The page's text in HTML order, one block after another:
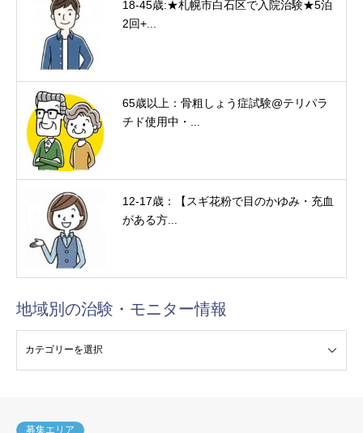
18-45歳:★札幌市白石区で入院治験★5泊
2回+...
65歳以上：骨粗しょう症試験@テリパラ
チド使用中・...
12-17歳：【スギ花粉で目のかゆみ・充血
がある方...
地域別の治験・モニター情報
募集エリア